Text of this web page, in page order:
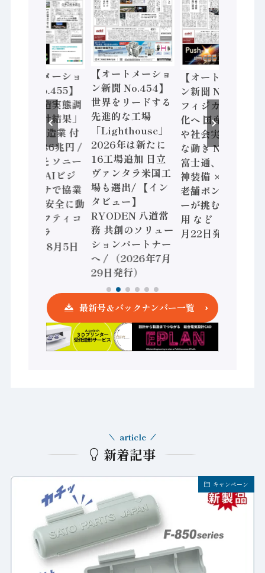
【オートメーショ
ン新聞 No.455】
「経済構造実態調
査二次集計結果」
2024年製造業 付
加価値額86兆円 /
三菱電機とソニー
セミコン AIビジ
ョンセンサで協業
/ IDEC、安全に動
かすセーフティコ
ントローラ
（2026年8月5日
【オートメーショ
ン新聞 No.454】
世界をリードする
先進的な工場
「Lighthouse」
2026年は新たに
16工場追加 日立
ヴァンタラ米国工
場も選出/ 【イン
タビュー】
RYODEN 八道常
務 共創のソリュー
ションパートナー
へ / （2026年7月
29日発行）
【オートメーショ
ン新聞 No.453】
フィジカルAI本格
化へ 国産AI開発
や社会実装に活発
な動き Noetra、
富士通、日立 / 兵
神装備 × HMS、
老舗ポンプメーカ
ーが挑むデータ活
用 など（2026年7
月22日発行）
最新号＆バックナンバー一覧
新着記事
article
キャンペーン